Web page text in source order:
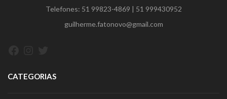
Telefones: 51 99823-4869 | 51 999430952
guilherme.fatonovo@gmail.com
CATEGORIAS